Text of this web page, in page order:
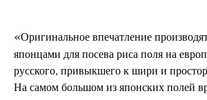
«Оригинальное впечатление
японцами для посева риса поля на
русского, привыкшего к шири и
На самом большом из японских полей